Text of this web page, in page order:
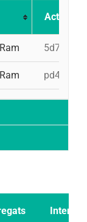
Actuació
5d7,
pd4, td7,
Intents